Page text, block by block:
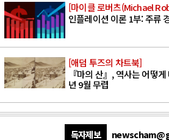
[마이클 로버츠(Michael
인플레이션 이론 1부: 주류
[애덤 투즈의 차트북]
『마의 산』, 역사는 어떻
년 9월 무렵
독자제보